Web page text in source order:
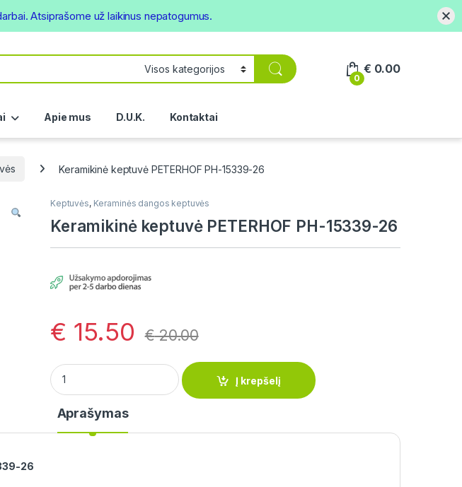
0
€ 0.00
Apie mus D.U.K. Kontaktai
Keramikinė keptuvė PETERHOF PH-15339-26
Keptuvės, Keraminės dangos keptuvės
Keramikinė keptuvė PETERHOF PH-15339-26
€ 15.50 €20.00
Keramikinė keptuvė PETERHOF PH-15339-26 quantity
Į krepšelį
Aprašymas
26
Atsiprašome už laikinus nepatogumus.